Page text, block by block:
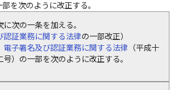
を次のように改正する。
次の一条を加える。
認証業務に関する法律の一部改正）
電子署名及び認証業務に関する法律 （平成十
）の一部を次のように改正する。